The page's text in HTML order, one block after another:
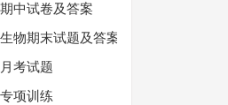
中试卷及答案
物期末试题及答案
考试题
项训练